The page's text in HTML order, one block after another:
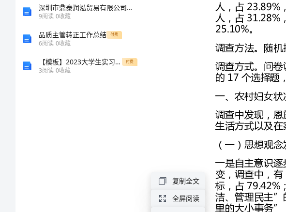
深圳市鼎泰润泓贸易有限公司介绍企业发展分析报告
9阅读 0收藏
品质主管转正工作总结 付费
6阅读 0收藏
【模板】2023大学生实习心得 付费
3阅读 0收藏
（二）生活
一、农村妇女状况
（一）思想观念发生了新变化
复制全文
全屏阅读